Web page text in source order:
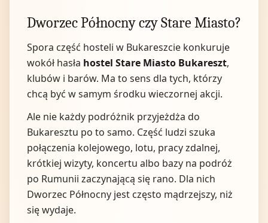
Dworzec Północny czy Stare Miasto?
Spora część hosteli w Bukareszcie konkuruje
wokół hasła hostel Stare Miasto Bukareszt,
klubów i barów. Ma to sens dla tych, którzy
chcą być w samym środku wieczornej akcji.
Ale nie każdy podróżnik przyjeżdża do
Bukaresztu po to samo. Część ludzi szuka
połączenia kolejowego, lotu, pracy zdalnej,
krótkiej wizyty, koncertu albo bazy na podróż
po Rumunii zaczynającą się rano. Dla nich
Dworzec Północny jest często mądrzejszy, niż
się wydaje.